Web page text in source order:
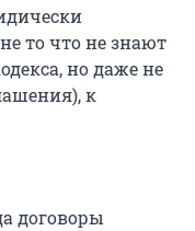
то что не знают
но даже не
к
договоры